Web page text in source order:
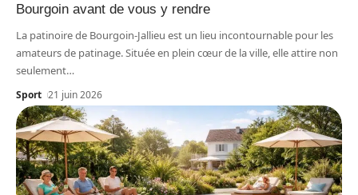
Bourgoin avant de vous y rendre
La patinoire de Bourgoin-Jallieu est un lieu incontournable pour les
amateurs de patinage. Située en plein cœur de la ville, elle attire non
seulement…
Sport 21 juin 2026